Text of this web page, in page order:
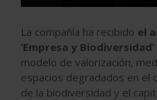
La compañía ha recibido el
‘Empresa y Biodiversidad’
modelo de valorización,
espacios degradados en el
de la biodiversidad y el